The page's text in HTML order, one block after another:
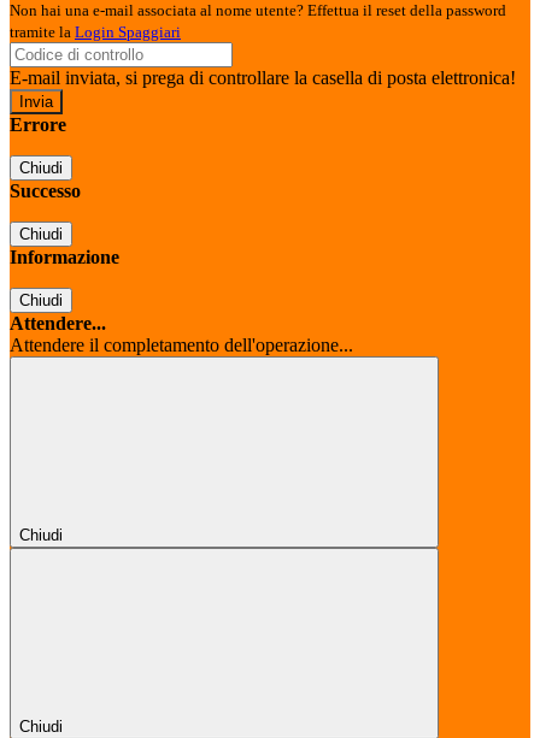
Non hai una e-mail associata al nome utente? Effettua il reset della password
tramite la Login Spaggiari
E-mail inviata, si prega di controllare la casella di posta elettronica!
Errore
Chiudi
Successo
Chiudi
Informazione
Chiudi
Attendere...
Attendere il completamento dell'operazione...
Chiudi
Chiudi